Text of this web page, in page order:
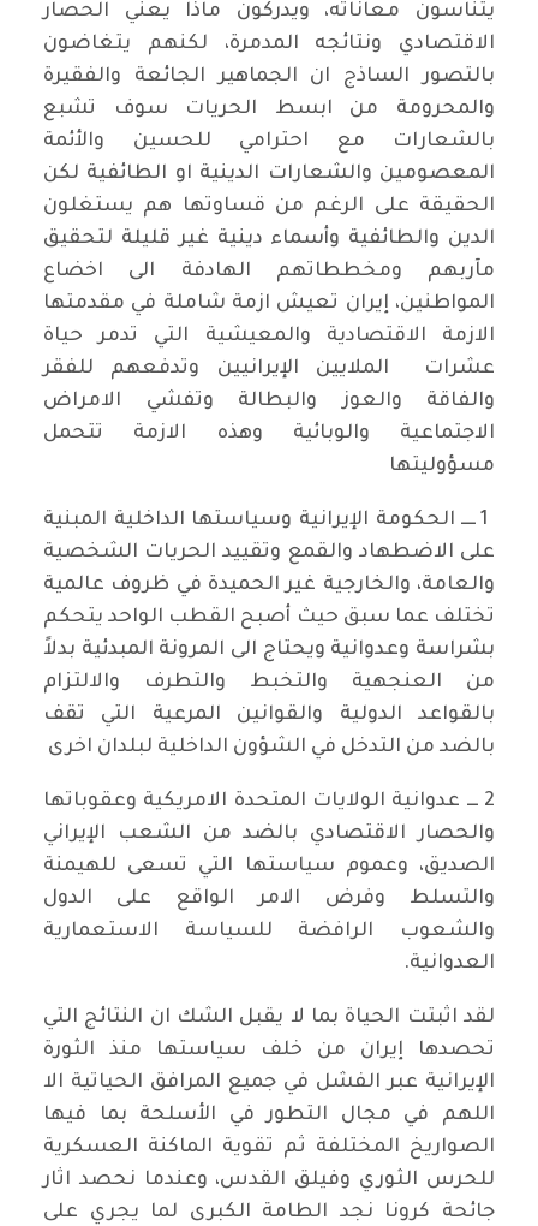
يتناسون معاناته، ويدركون ماذا يعني الحصار
الاقتصادي ونتائجه المدمرة، لكنهم يتغاضون
بالتصور الساذج ان الجماهير الجائعة والفقيرة
والمحرومة من ابسط الحريات سوف تشبع
بالشعارات مع احترامي للحسين والأئمة
المعصومين والشعارات الدينية او الطائفية لكن
الحقيقة على الرغم من قساوتها هم يستغلون
الدين والطائفية وأسماء دينية غير قليلة لتحقيق
مآربهم ومخططاتهم الهادفة الى اخضاع
المواطنين، إيران تعيش ازمة شاملة في مقدمتها
الازمة الاقتصادية والمعيشية التي تدمر حياة
عشرات الملايين الإيرانيين وتدفعهم للفقر
والفاقة والعوز والبطالة وتفشي الامراض
الاجتماعية والوبائية وهذه الازمة تتحمل
مسؤوليتها
1 ــــ الحكومة الإيرانية وسياستها الداخلية المبنية
على الاضطهاد والقمع وتقييد الحريات الشخصية
والعامة، والخارجية غير الحميدة في ظروف عالمية
تختلف عما سبق حيث أصبح القطب الواحد يتحكم
بشراسة وعدوانية ويحتاج الى المرونة المبدئية بدلاً
من العنجهية والتخبط والتطرف والالتزام
بالقواعد الدولية والقوانين المرعية التي تقف
بالضد من التدخل في الشؤون الداخلية لبلدان اخرى
2 ـــ عدوانية الولايات المتحدة الامريكية وعقوباتها
والحصار الاقتصادي بالضد من الشعب الإيراني
الصديق، وعموم سياستها التي تسعى للهيمنة
والتسلط وفرض الامر الواقع على الدول
والشعوب الرافضة للسياسة الاستعمارية
العدوانية.
لقد اثبتت الحياة بما لا يقبل الشك ان النتائج التي
تحصدها إيران من خلف سياستها منذ الثورة
الإيرانية عبر الفشل في جميع المرافق الحياتية الا
اللهم في مجال التطور في الأسلحة بما فيها
الصواريخ المختلفة ثم تقوية الماكنة العسكرية
للحرس الثوري وفيلق القدس، وعندما نحصد اثار
جائحة كرونا نجد الطامة الكبرى لما يجري على